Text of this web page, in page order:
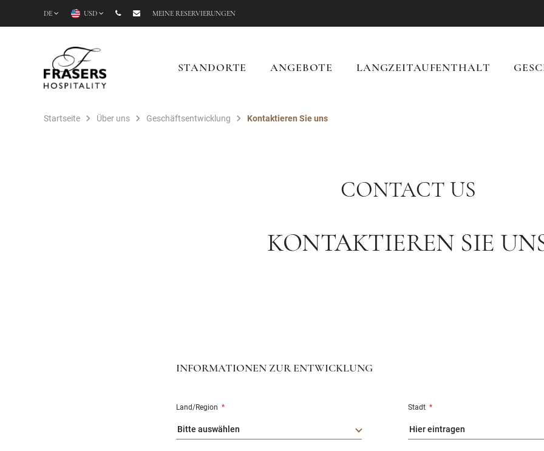
DE USD MEINE RESERVIERUNGEN
STANDORTE ANGEBOTE LANGZEITAUFENTHALT
Startseite Über uns Geschäftsentwicklung Kontaktieren Sie uns
CONTACT US
KONTAKTIEREN SIE
INFORMATIONEN ZUR ENTWICKLUNG
Land/Region *
Bitte auswählen
Stadt *